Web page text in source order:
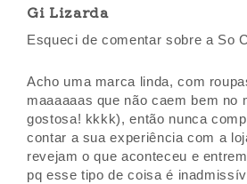
Gi Lizarda
Esqueci de comentar sobre a So
Acho uma marca linda, com
maaaaaas que não caem bem no
gostosa! kkkk), então nunca
contar a sua experiência com a
revejam o que aconteceu e
pq esse tipo de coisa é